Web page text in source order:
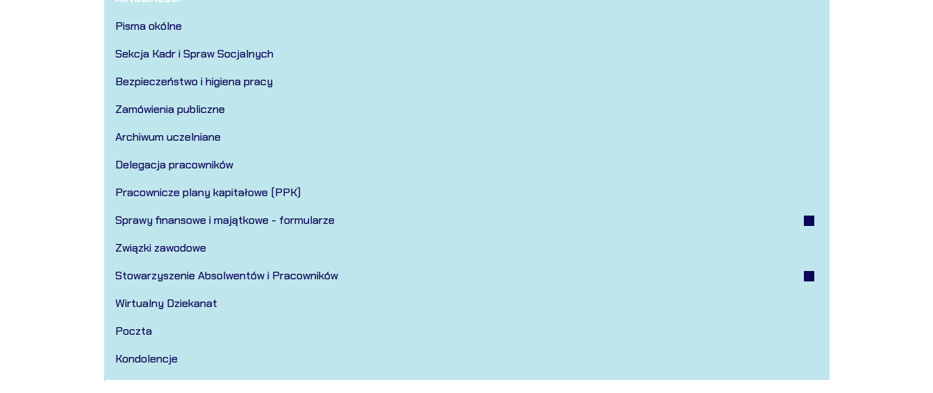
Pisma okólne
Sekcja Kadr i Spraw Socjalnych
Bezpieczeństwo i higiena pracy
Zamówienia publiczne
Archiwum uczelniane
Delegacja pracowników
Pracownicze plany kapitałowe (PPK)
Sprawy finansowe i majątkowe - formularze
Związki zawodowe
Stowarzyszenie Absolwentów i Pracowników
Wirtualny Dziekanat
Poczta
Kondolencje